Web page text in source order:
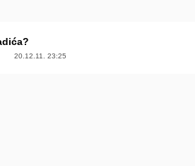
20.12.11. 23:25